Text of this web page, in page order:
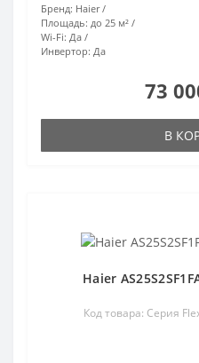
Бренд: Haier
Площадь: до 25 м²
Wi-Fi: Да
Инвертор: Да
73
В
Haier
Код товара: Серия